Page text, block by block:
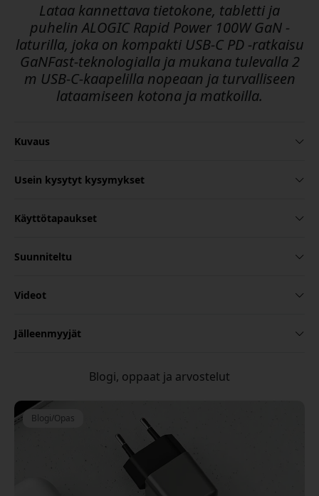
Lataa kannettava tietokone, tabletti ja
puhelin ALOGIC Rapid Power 100W GaN -
laturilla, joka on kompakti USB-C PD -ratkaisu
GaNFast-teknologialla ja mukana tulevalla 2
m USB-C-kaapelilla nopeaan ja turvalliseen
lataamiseen kotona ja matkoilla.
Kuvaus
Usein kysytyt kysymykset
Käyttötapaukset
Suunniteltu
Videot
Jälleenmyyjät
Blogi, oppaat ja arvostelut
Blogi/Opas